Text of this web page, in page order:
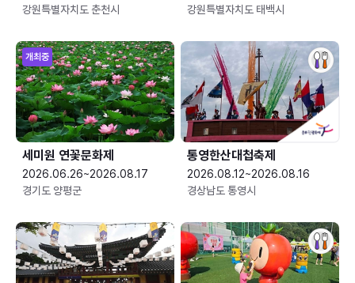
강원특별자치도 춘천시
강원특별자치도 태백시
개최중
세미원 연꽃문화제
2026.06.26~2026.08.17
경기도 양평군
통영한산대첩축제
2026.08.12~2026.08.16
경상남도 통영시